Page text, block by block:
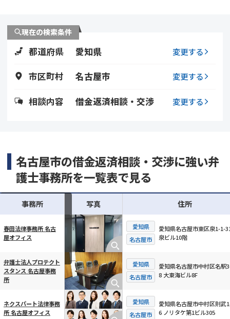
現在の検索条件
都道府県 愛知県 変更する
市区町村 名古屋市 変更する
相談内容 借金返済相談・交渉 変更する
名古屋市の借金返済相談・交渉に強い弁
護士事務所を一覧表で見る
横スクロール可能
事務所 写真 住所
春田法律事務所 名古
屋オフィス
愛知県
名古屋市
愛知県名古屋市東区泉1-1-
泉ビル10階
弁護士法人プロテクト
スタンス 名古屋事務
所
愛知県
名古屋市
愛知県名古屋市中村区名駅
8 大東海ビル8F
ネクスパート法律事務
所 名古屋オフィス
愛知県
名古屋市
愛知県名古屋市中村区則武
6 ノリタケ第1ビル305